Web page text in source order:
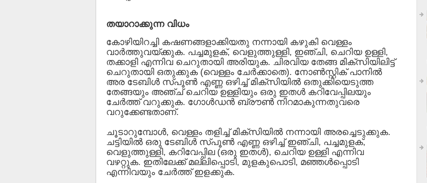
തയാറാക്കുന്ന വിധം
കോഴിയിറച്ചി കഷണങ്ങളാക്കിയതു നന്നായി കഴുകി വെള്ളം
വാര്‍ത്തുവയ്ക്കുക. പച്ചമുളക്, വെളുത്തുള്ളി, ഇഞ്ചി, ചെറിയ ഉള്ളി,
തക്കാളി എന്നിവ ചെറുതായി അരിയുക. ചിരവിയ തേങ്ങ മിക്‌സിയിലിട്ട്
ചെറുതായി ഒതുക്കുക (വെള്ളം ചേര്‍ക്കാതെ). നോണ്‍സ്റ്റിക് പാനില്‍
അര ടേബിള്‍ സ്പൂണ്‍ എണ്ണ ഒഴിച്ച് മിക്‌സിയില്‍ ഒതുക്കിയെടുത്ത
തേങ്ങയും അഞ്ച് ചെറിയ ഉള്ളിയും ഒരു ഇതള്‍ കറിവേപ്പിലയും
ചേര്‍ത്ത് വറുക്കുക. ഗോള്‍ഡന്‍ ബ്രൗണ്‍ നിറമാകുന്നതുവരെ
വറുക്കേണ്ടതാണ്.
ചൂടാറുമ്പോള്‍, വെള്ളം തളിച്ച് മിക്‌സിയില്‍ നന്നായി അരച്ചെടുക്കുക.
ചട്ടിയില്‍ ഒരു ടേബിള്‍ സ്പൂണ്‍ എണ്ണ ഒഴിച്ച് ഇഞ്ചി, പച്ചമുളക്,
വെളുത്തുള്ളി, കറിവേപ്പില (ഒരു ഇതള്‍), ചെറിയ ഉള്ളി എന്നിവ
വഴറ്റുക. ഇതിലേക്ക് മല്ലിപ്പൊടി, മുളകുപൊടി, മഞ്ഞള്‍പ്പൊടി
എന്നിവയും ചേര്‍ത്ത് ഇളക്കുക.